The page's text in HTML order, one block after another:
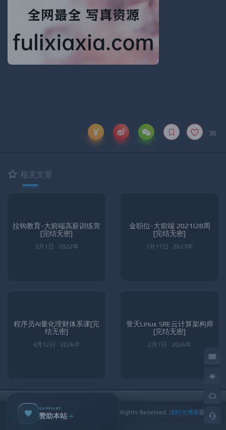
36
相关文章
拉钩教育-大前端高薪训练营
[完结无密]
3月1日 · 2022年
金职位-大前端 2021|28周
[完结无密]
7月11日 · 2021年
程序员AI量化理财体系课[完
结无密]
4月12日 · 2026年
誉天Linux SRE云计算架构师
[完结无密]
2月7日 · 2026年
Copyright © 2019-2026 dqzboy.com. All Rights Reserved. 浅时光博客 版权所
SUPPORT
赞助本站